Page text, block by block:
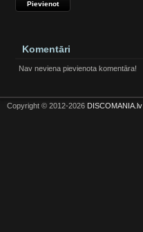
Komentāri
Nav neviena pievienota komentāra!
Copyright © 2012-2026 DISCOMANIA.lv